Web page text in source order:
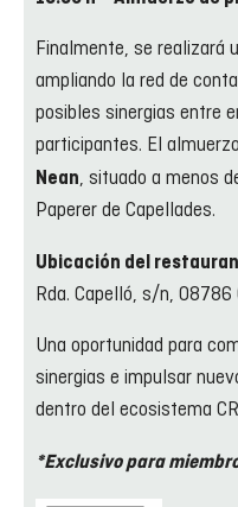
Finalmente, se realizará
ampliando la red de
posibles sinergias entre
participantes. El
Nean, situado a menos
Paperer de Capellades.
Ubicación del
Rda. Capelló, s/n, 08786
Una oportunidad para
sinergias e impulsar
dentro del ecosistema
*Exclusivo para